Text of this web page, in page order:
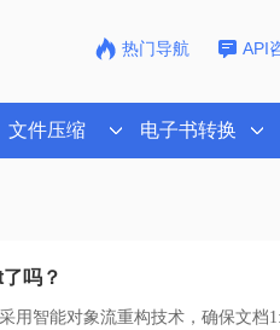
热门导航 API
文件压缩 电子书转换
吗？
用智能对象流重构技术，确保文档